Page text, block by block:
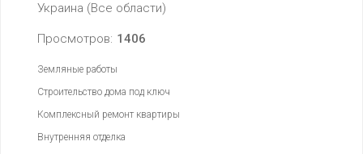
Украина (Все области)
Просмотров: 1406
Земляные работы
Строительство дома под ключ
Комплексный ремонт квартиры
Внутренняя отделка